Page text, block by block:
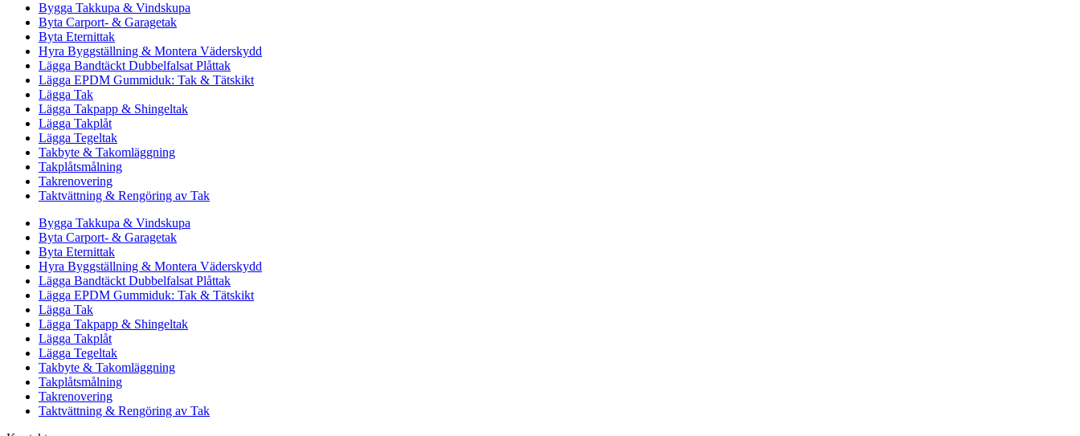
Bygga Takkupa & Vindskupa
Byta Carport- & Garagetak
Byta Eternittak
Hyra Byggställning & Montera Väderskydd
Lägga Bandtäckt Dubbelfalsat Plåttak
Lägga EPDM Gummiduk: Tak & Tätskikt
Lägga Tak
Lägga Takpapp & Shingeltak
Lägga Takplåt
Lägga Tegeltak
Takbyte & Takomläggning
Takplåtsmålning
Takrenovering
Taktvättning & Rengöring av Tak
Bygga Takkupa & Vindskupa
Byta Carport- & Garagetak
Byta Eternittak
Hyra Byggställning & Montera Väderskydd
Lägga Bandtäckt Dubbelfalsat Plåttak
Lägga EPDM Gummiduk: Tak & Tätskikt
Lägga Tak
Lägga Takpapp & Shingeltak
Lägga Takplåt
Lägga Tegeltak
Takbyte & Takomläggning
Takplåtsmålning
Takrenovering
Taktvättning & Rengöring av Tak